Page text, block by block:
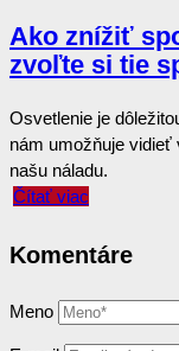
Ako znížiť
zvoľte si tie
Osvetlenie je
nám umožňuje vidieť
našu náladu.
Čítať viac
Komentáre
Meno